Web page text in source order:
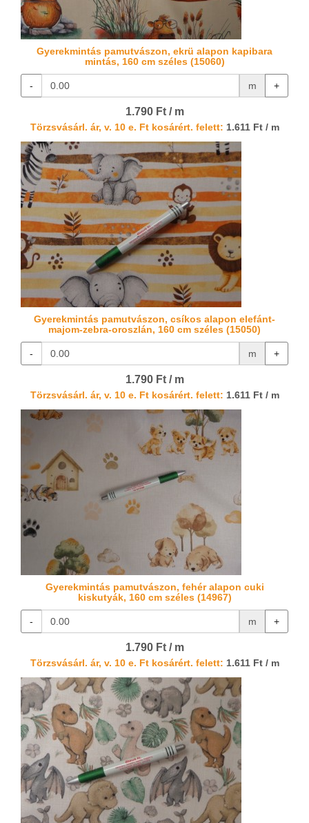
Gyerekmintás pamutvászon, ekrü alapon kapibara
mintás, 160 cm széles (15060)
- m +
1.790 Ft / m
Törzsvásárl. ár, v. 10 e. Ft kosárért. felett: 1.611 Ft / m
Gyerekmintás pamutvászon, csíkos alapon elefánt-
majom-zebra-oroszlán, 160 cm széles (15050)
- m +
1.790 Ft / m
Törzsvásárl. ár, v. 10 e. Ft kosárért. felett: 1.611 Ft / m
Gyerekmintás pamutvászon, fehér alapon cuki
kiskutyák, 160 cm széles (14967)
- m +
1.790 Ft / m
Törzsvásárl. ár, v. 10 e. Ft kosárért. felett: 1.611 Ft / m